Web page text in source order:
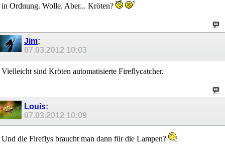
in Ordnung. Wolle. Aber... Kröten?
Jim:
07.03.2012 10:03
Vielleicht sind Kröten automatisierte Fireflycatcher.
Louis:
07.03.2012 10:09
Und die Fireflys braucht man dann für die Lampen?